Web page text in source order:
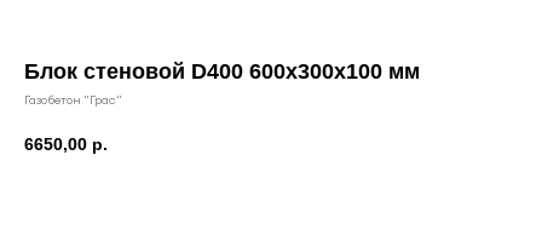
Блок стеновой D400 600x300x100 мм
Газобетон "Грас"
6650,00 р.